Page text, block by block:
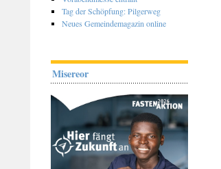
Tag der Schöpfung: Pilgerweg
Neues Gemeindemagazin online
Misereor